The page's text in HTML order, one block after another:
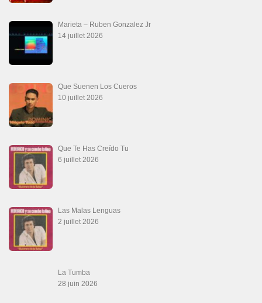
Marieta – Ruben Gonzalez Jr
14 juillet 2026
Que Suenen Los Cueros
10 juillet 2026
Que Te Has Creído Tu
6 juillet 2026
Las Malas Lenguas
2 juillet 2026
La Tumba
28 juin 2026